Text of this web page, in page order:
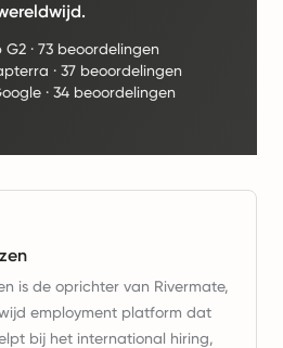
G2· 73 beoordelingen
· 37 beoordelingen
·34 beoordelingen
is de oprichter van Rivermate,
employment platform dat
bij het international hiring,